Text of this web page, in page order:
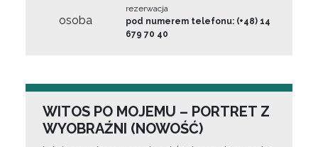
osoba
rezerwacja
pod numerem telefonu: (+48) 14
679 70 40
WITOS PO MOJEMU – PORTRET Z
WYOBRAŹNI (NOWOŚĆ)